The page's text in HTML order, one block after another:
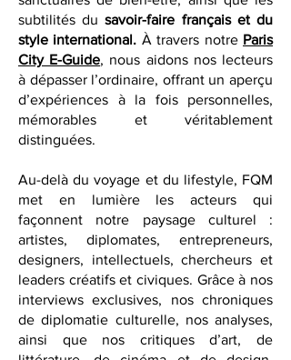
de designers our confidentielles, des
sanctuaires de bien-être, ainsi que les
subtilités dusavoir-faire français et du
style international.À travers notreParis
City E-Guide, nous aidons nos lecteurs
à dépasser l’ordinaire, offrant un aperçu
d’expériences à la fois personnelles,
mémorables et véritablement
Au-delà du voyage et du lifestyle, FQM
met en lumière les acteurs qui
façonnent notre paysage culturel :
artistes, diplomates, entrepreneurs,
designers, intellectuels, chercheurs et
leaders créatifs et civiques. Grâce à nos
interviews exclusives, nos chroniques
de diplomatie culturelle, nos analyses,